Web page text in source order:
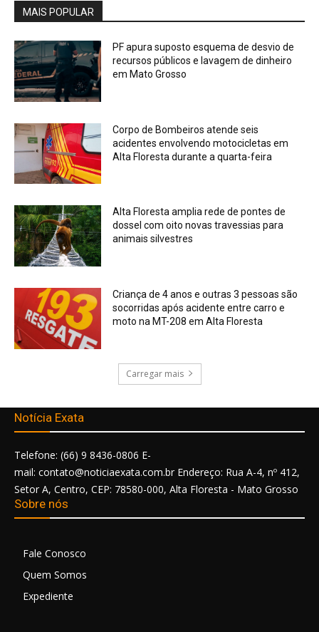
MAIS POPULAR
PF apura suposto esquema de desvio de
recursos públicos e lavagem de dinheiro
em Mato Grosso
Corpo de Bombeiros atende seis
acidentes envolvendo motocicletas em
Alta Floresta durante a quarta-feira
Alta Floresta amplia rede de pontes de
dossel com oito novas travessias para
animais silvestres
Criança de 4 anos e outras 3 pessoas são
socorridas após acidente entre carro e
moto na MT-208 em Alta Floresta
Carregar mais
Notícia Exata
Telefone: (66) 9 8436-0806 E-
mail: contato@noticiaexata.com.br Endereço: Rua A-4, nº 412,
Setor A, Centro, CEP: 78580-000, Alta Floresta - Mato Grosso
Sobre nós
Fale Conosco
Quem Somos
Expediente